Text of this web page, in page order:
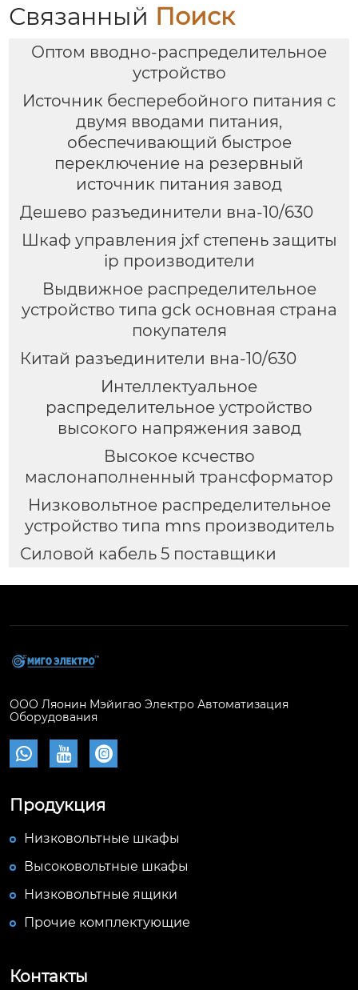
Связанный Поиск
Оптом вводно-распределительное
устройство
Источник бесперебойного питания с
двумя вводами питания,
обеспечивающий быстрое
переключение на резервный
источник питания завод
Дешево разъединители вна-10/630
Шкаф управления jxf степень защиты
ip производители
Выдвижное распределительное
устройство типа gck основная страна
покупателя
Китай разъединители вна-10/630
Интеллектуальное
распределительное устройство
высокого напряжения завод
Высокое ксчество
маслонаполненный трансформатор
Низковольтное распределительное
устройство типа mns производитель
Силовой кабель 5 поставщики
ООО Ляонин Мэйигао Электро Автоматизация
Оборудования
  
Продукция
Низковольтные шкафы
Высоковольтные шкафы
Низковольтные ящики
Прочие комплектующие
Контакты